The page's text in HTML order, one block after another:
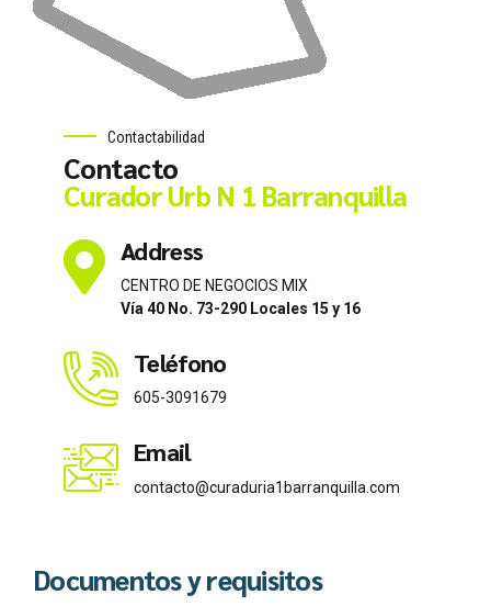
Contactabilidad
Contacto
Curador Urb N 1 Barranquilla
Address
CENTRO DE NEGOCIOS MIX
Vía 40 No. 73-290 Locales 15 y 16
Teléfono
605-3091679
Email
contacto@curaduria1barranquilla.com
Documentos y requisitos